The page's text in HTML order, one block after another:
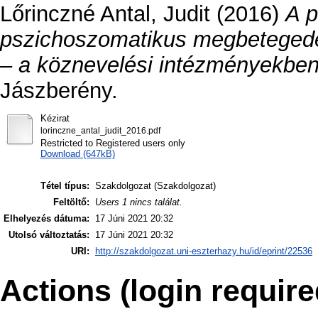
Lőrinczné Antal, Judit (2016)A
pszichoszomatikus
– a köznevelési
Jászberény.
Kézirat
lorinczne_antal_judit_2016.pdf
Restricted to Registered users only
Download (647kB)
Tétel típus: Szakdolgozat (Szakdolgozat)
Feltöltő:
Users 1 nincs találat.
Elhelyezés dátuma:
17 Júni 2021 20:32
Utolsó változtatás:
17 Júni 2021 20:32
URI:
http://szakdolgozat.uni-eszterhazy.hu/id/eprint/22536
Actions (login